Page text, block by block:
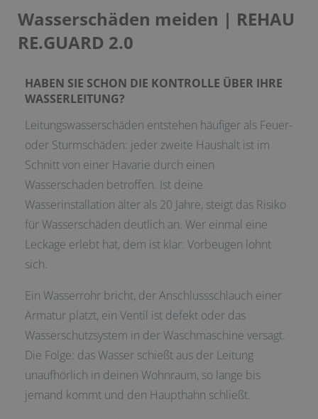
Wasserschäden meiden | REHAU
RE.GUARD 2.0
HABEN SIE SCHON DIE KONTROLLE ÜBER IHRE
WASSERLEITUNG?
Leitungswasserschäden entstehen häufiger als Feuer-
oder Sturmschäden: jeder zweite Haushalt ist im
Schnitt von einer Havarie durch einen
Wasserschaden betroffen. Ist deine
Wasserinstallation älter als 20 Jahre, steigt das Risiko
für Wasserschäden deutlich an. Wer einmal eine
Leckage erlebt hat, dem ist klar: Vorbeugen lohnt
sich.
Ein Wasserrohr bricht, der Anschlussschlauch einer
Armatur platzt, ein Ventil ist defekt oder das
Wasserschutzsystem in der Waschmaschine versagt.
Die Folge: das Wasser schießt aus der Leitung
unaufhörlich in deinen Wohnraum, so lange bis
jemand kommt und den Haupthahn schließt.